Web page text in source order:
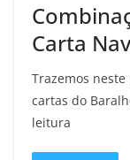
Carta
Trazemos
cartas do
leitura